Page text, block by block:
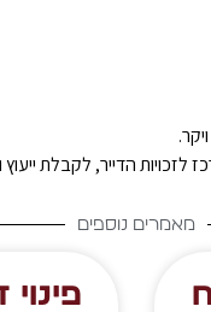
הדייר, לקבלת
מאמרים נוספים